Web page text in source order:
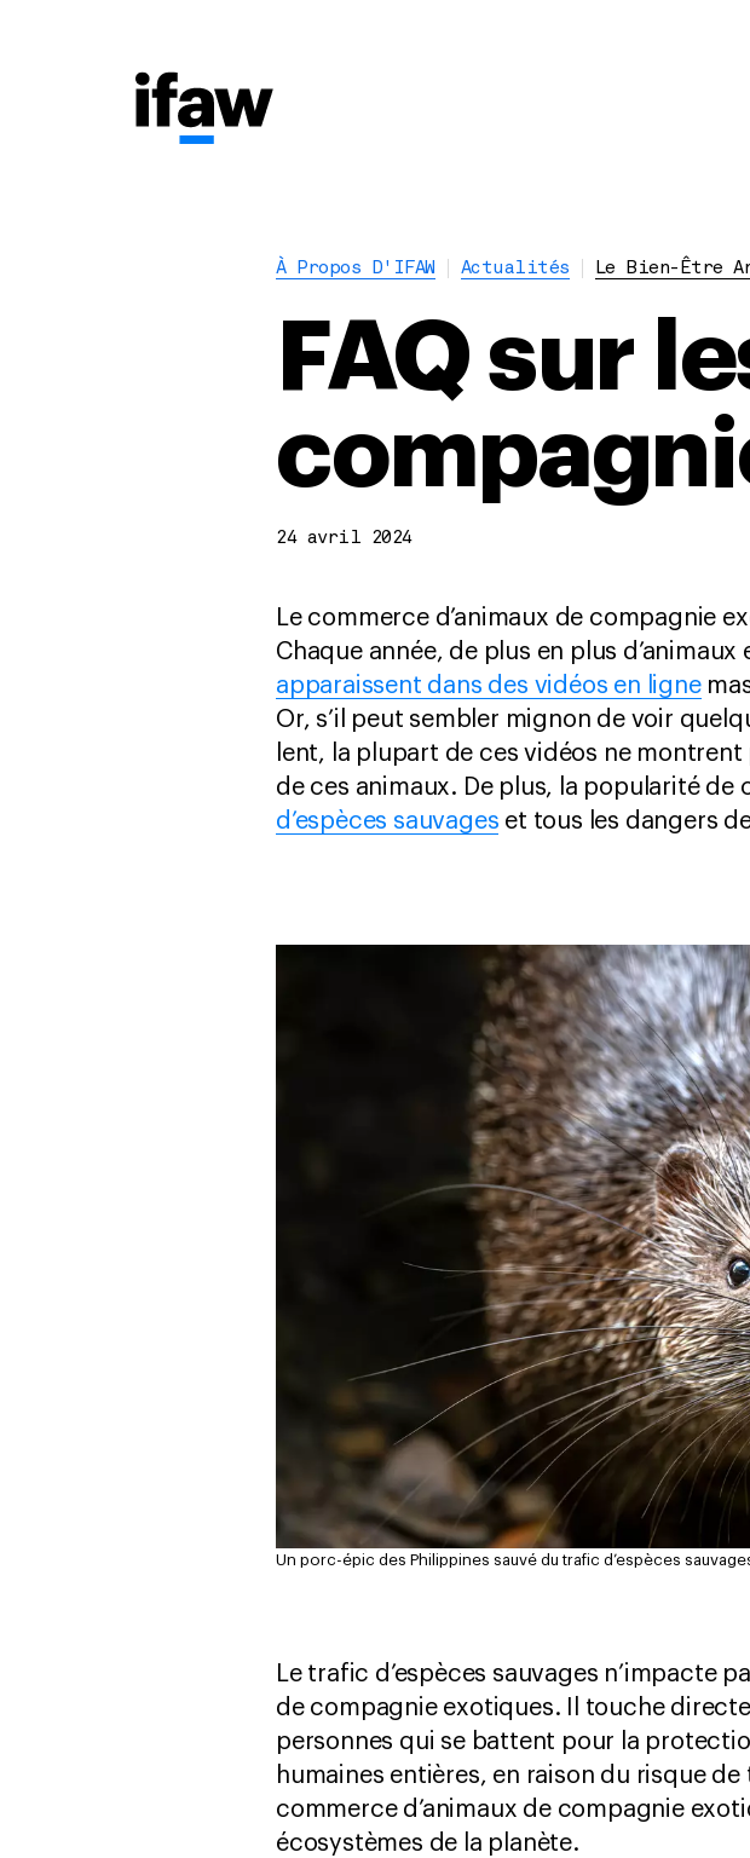
À Propos D'IFAW Actualités Le Bien-Être
FAQ sur
24 avril 2024
Le commerce d’animaux de compagnie
Chaque année, de plus en plus
apparaissent dans des vidéos en ligne
Or, s’il peut sembler mignon de voir
lent, la plupart de ces vidéos ne
de ces animaux. De plus, la popularité de
d’espèces sauvages et tous les dangers
Un porc-épic des Philippines sauvé du trafic d’espèces
Le trafic d’espèces sauvages n’impacte
de compagnie exotiques. Il touche
personnes qui se battent pour la
humaines entières, en raison du risque
commerce d’animaux de compagnie
écosystèmes de la planète.